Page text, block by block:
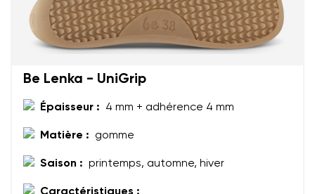
Choisissez la langue
Be Lenka - UniGrip
Épaisseur : 4 mm + adhérence 4 mm
Matière : gomme
Saison : printemps, automne, hiver
Caractéristiques :
Question
J'accepte qu'on traite mes coordonnées saisies dans
Évaluation
Évaluer